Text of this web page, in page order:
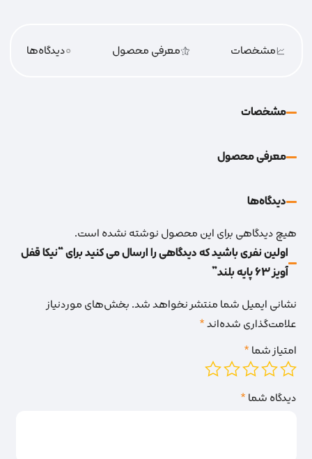
مشخصات معرفی محصول 0دیدگاه‌‌ها
مشخصات
معرفی محصول
دیدگاه‌‌ها
هیچ دیدگاهی برای این محصول نوشته نشده است.
اولین نفری باشید که دیدگاهی را ارسال می کنید برای “نیکا قفل
آویز 63 پایه بلند”
نشانی ایمیل شما منتشر نخواهد شد.بخش‌های موردنیاز
علامت‌گذاری شده‌اند*
امتیاز شما*
دیدگاه شما*